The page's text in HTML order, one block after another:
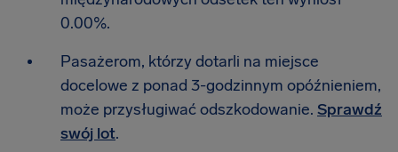
0.00%.
Pasażerom, którzy dotarli na miejsce
docelowe z ponad 3-godzinnym opóźnieniem,
może przysługiwać odszkodowanie. Sprawdź
swój lot.